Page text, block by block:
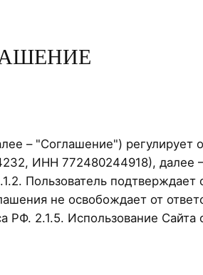
– "Соглашение")
ИНН 772480244918),
Пользователь
не освобождает от
РФ. 2.1.5. Использование